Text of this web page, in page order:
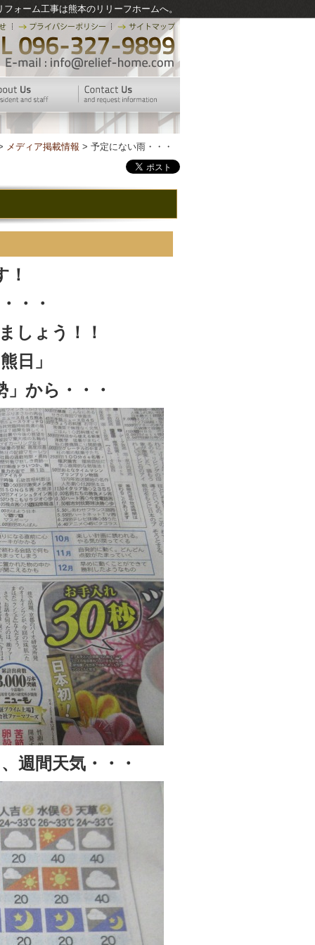
ォーム工事は熊本のリリーフホームへ。
メディア掲載情報 > 予定にない雨・・・
・・
しょう！！
日」
から・・・
週間天気・・・